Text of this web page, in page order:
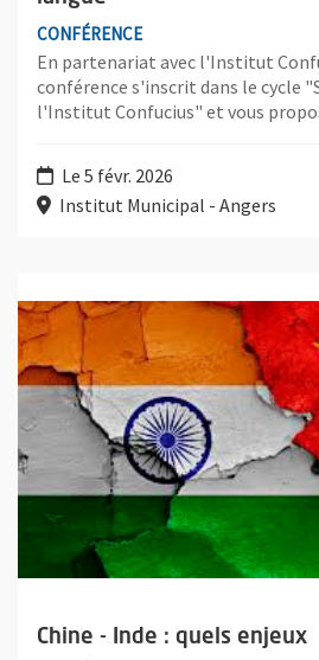
CONFÉRENCE
En partenariat avec l'Institut
conférence s'inscrit dans le cycle
l'Institut Confucius" et vous
Le 5 févr. 2026
Institut Municipal - Angers
Chine - Inde : quels enjeux